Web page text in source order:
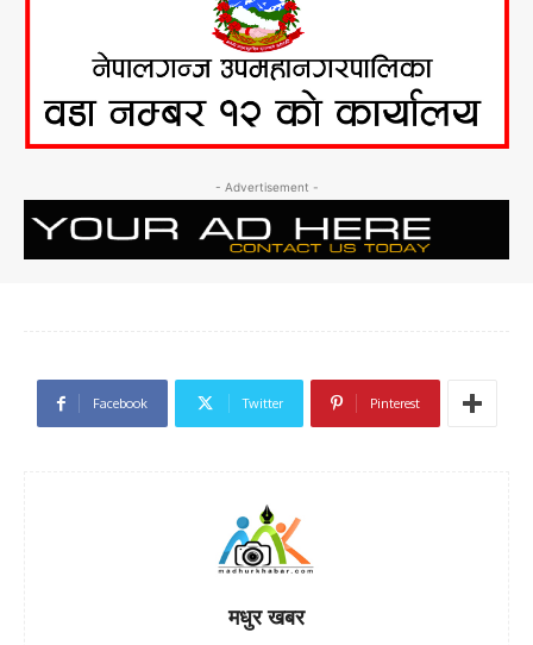
- Advertisement -
Facebook Twitter Pinterest
मधुर खबर